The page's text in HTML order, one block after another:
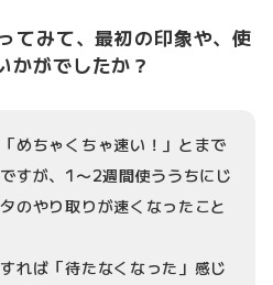
てみて、最初の印象や、使
かがでしたか？
めちゃくちゃ速い！」とまで
すが、1〜2週間使ううちにじ
のやり取りが速くなったこと
れば「待たなくなった」感じ